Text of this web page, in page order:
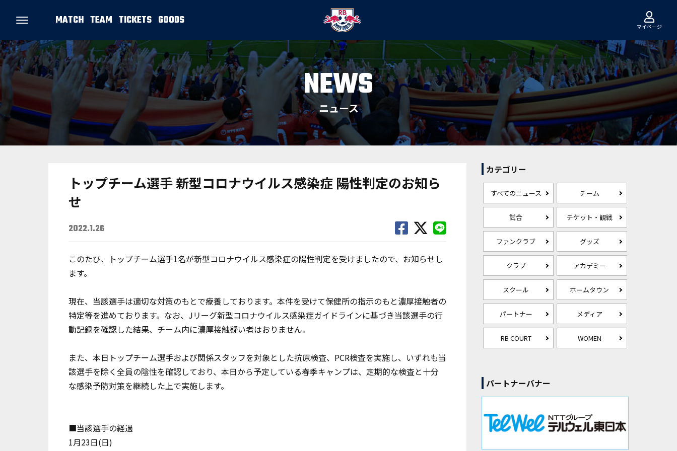
MATCH TEAM TICKETS GOODS マイページ
NEWS
ニュース
トップチーム選手 新型コロナウイルス感染症 陽性判定のお知ら
せ
2022.1.26
このたび、トップチーム選手1名が新型コロナウイルス感染症の陽性判定を受けましたので、お知らせし
ます。
現在、当該選手は適切な対策のもとで療養しております。本件を受けて保健所の指示のもと濃厚接触者の
特定等を進めております。なお、Jリーグ新型コロナウイルス感染症ガイドラインに基づき当該選手の行
動記録を確認した結果、チーム内に濃厚接触疑い者はおりません。
また、本日トップチーム選手および関係スタッフを対象とした抗原検査、PCR検査を実施し、いずれも当
該選手を除く全員の陰性を確認しており、本日から予定している春季キャンプは、定期的な検査と十分
な感染予防対策を継続した上で実施します。
■当該選手の経過
1月23日(日)
カテゴリー
すべてのニュース チーム
試合 チケット・観戦
ファンクラブ グッズ
クラブ アカデミー
スクール ホームタウン
パートナー メディア
RB COURT WOMEN
パートナーバナー